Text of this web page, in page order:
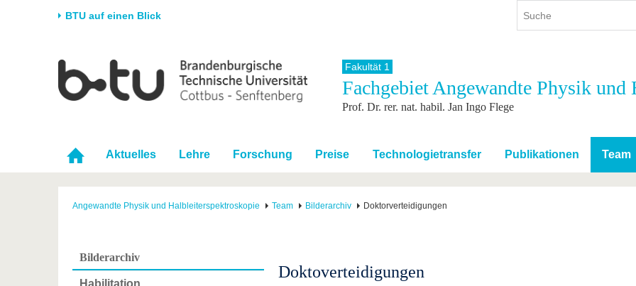
BTU auf einen Blick
Universität
Karriere & Engagement
Partnerschaften &
Strukturwandel
Forschung
Förderung
Wissenschaftlicher
Nachwuchs
Studium
Studienangebot
Im Studium
Nach dem Studium
International
Internationales Profil
Mit der BTU ins Ausland
Für internationale
Studierende
Kontakt
Weiterbildung
Fakultät 1
Fachgebiet Angewandte Physik
Prof. Dr. rer. nat. habil. Jan Ingo Flege
Aktuelles Lehre Forschung Preise Technologietransfer Publikationen Team
Angewandte Physik und Halbleiterspektroskopie Team Bilderarchiv Doktorverteidigungen
Bilderarchiv
Doktoverteidigungen